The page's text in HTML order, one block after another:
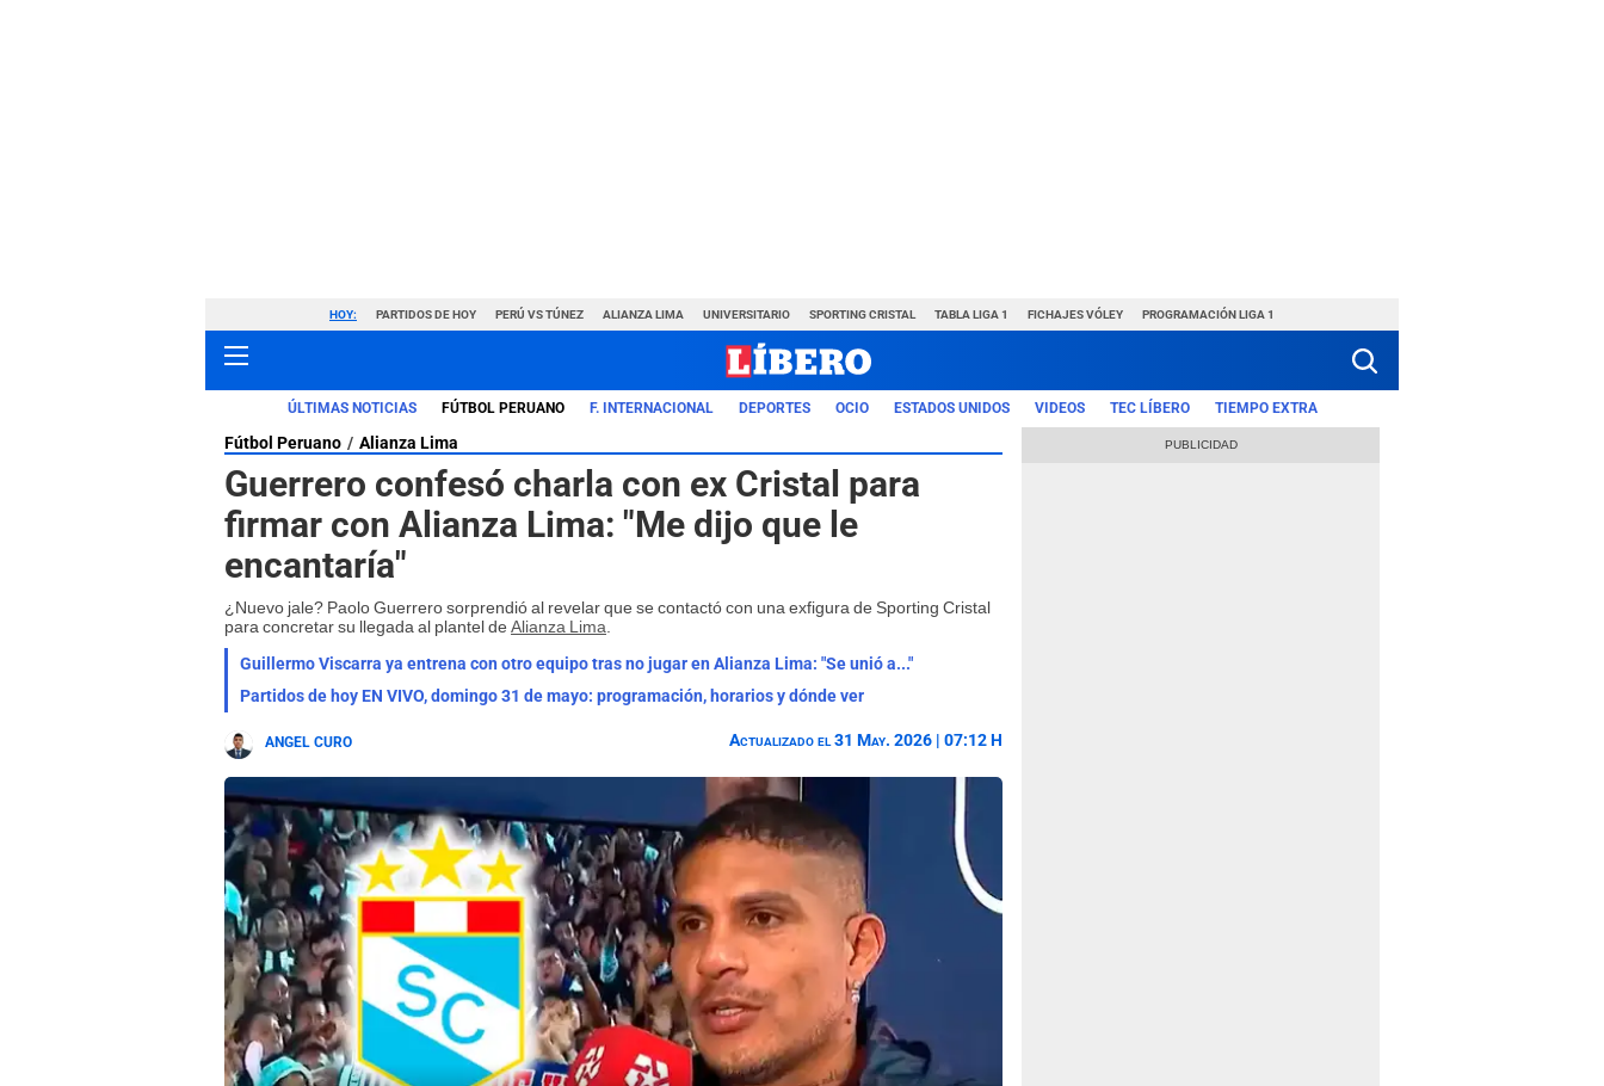
HOY: PARTIDOS DE HOY PERÚ VS TÚNEZ ALIANZA LIMA UNIVERSITARIO SPORTING CRISTAL TABLA LIGA 1 FICHAJES VÓLEY PROGRAMACIÓN LIGA 1
ÚLTIMAS NOTICIAS FÚTBOL PERUANO F. INTERNACIONAL DEPORTES OCIO ESTADOS UNIDOS VIDEOS TEC LÍBERO TIEMPO EXTRA
Fútbol Peruano Alianza Lima
Guerrero confesó charla con ex Cristal para
firmar con Alianza Lima: "Me dijo que le
encantaría"
¿Nuevo jale? Paolo Guerrero sorprendió al revelar que se contactó con una exfigura de Sporting Cristal
para concretar su llegada al plantel de Alianza Lima
Guillermo Viscarra ya entrena con otro equipo tras no jugar en Alianza Lima: "Se unió a..."
Partidos de hoy EN VIVO, domingo 31 de mayo: programación, horarios y dónde ver
ANGEL CURO Actualizado el 31 May. 2026 | 07:12 H